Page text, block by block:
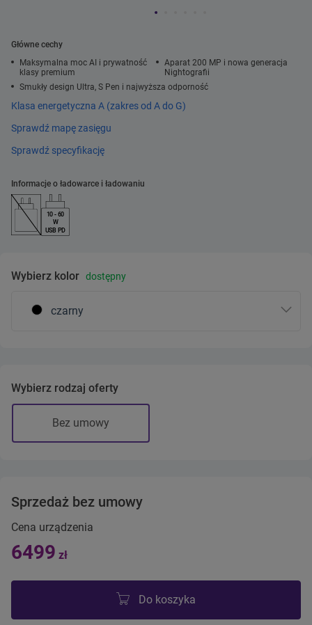
Główne cechy
Maksymalna moc AI i prywatność
klasy premium
Aparat 200 MP i nowa generacja
Nightografii
Smukły design Ultra, S Pen i najwyższa odporność
Klasa energetyczna A (zakres od A do G)
Sprawdź mapę zasięgu
Sprawdź specyfikację
Informacje o ładowarce i ładowaniu
10 - 60
W
USB PD
Wybierz kolor dostępny
czarny
Wybierz rodzaj oferty
Bez umowy
Sprzedaż bez umowy
Cena urządzenia
6499 zł
Do koszyka